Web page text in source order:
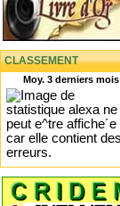
CLASSEMENT
Moy. 3 derniers mois